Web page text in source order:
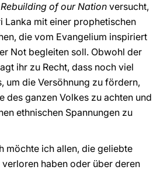
of our Nation versucht,
Lanka mit einer prophetischen
die vom Evangelium inspiriert
Not begleiten soll. Obwohl der
ihr zu Recht, dass noch viel
um die Versöhnung zu fördern,
des ganzen Volkes zu achten und
ethnischen Spannungen zu
möchte ich allen, die geliebte
haben oder über deren